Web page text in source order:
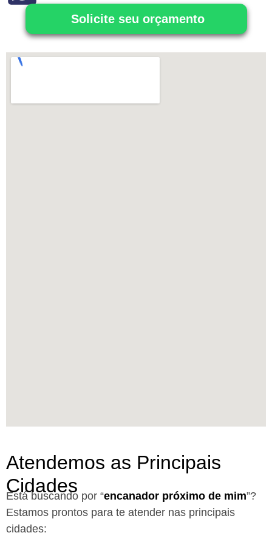
Solicite seu orçamento
Atendemos as Principais
Cidades
Está buscando por “encanador próximo de mim”?
Estamos prontos para te atender nas principais
cidades: